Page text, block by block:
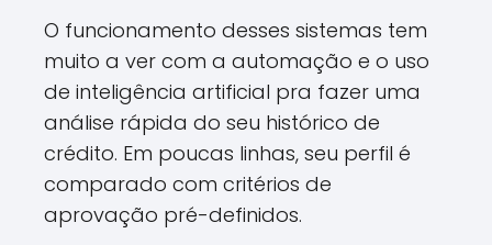
O funcionamento desses sistemas tem
muito a ver com a automação e o uso
de inteligência artificial pra fazer uma
análise rápida do seu histórico de
crédito. Em poucas linhas, seu perfil é
comparado com critérios de
aprovação pré-definidos.